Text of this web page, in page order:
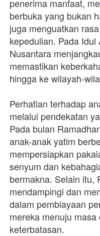
penerima manfaat,
berbuka yang bukan
juga menguatkan
kepedulian. Pada
Nusantara
memastikan
hingga ke wilayah-
Perhatian terhadap
melalui pendekatan
Pada bulan
anak-anak yatim
mempersiapkan
senyum dan
bermakna. Selain itu,
mendampingi dan
dalam pembiayaan
mereka menuju
keterbatasan.